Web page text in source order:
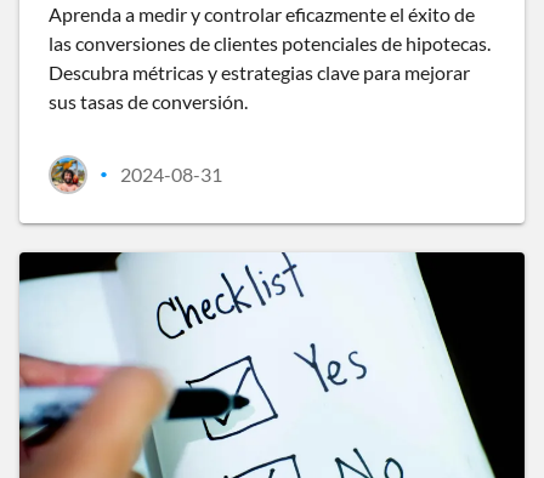
Aprenda a medir y controlar eficazmente el éxito de
las conversiones de clientes potenciales de hipotecas.
Descubra métricas y estrategias clave para mejorar
sus tasas de conversión.
• 2024-08-31